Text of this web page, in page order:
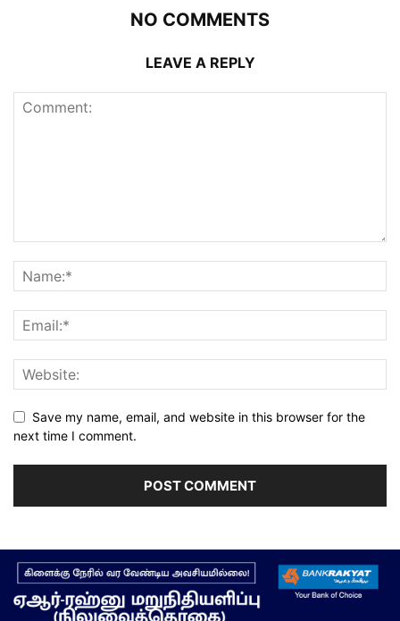
NO COMMENTS
LEAVE A REPLY
Save my name, email, and website in this browser for the
next time I comment.